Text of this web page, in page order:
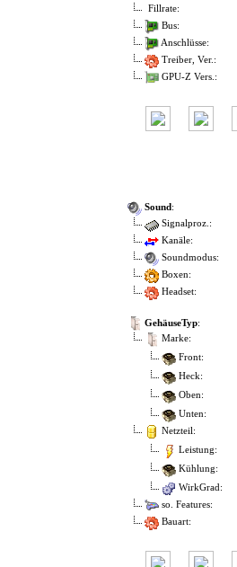
Fillrate:
Bus:
Anschlüsse:
Treiber, Ver.:
GPU-Z Vers.:
Sound:
Signalproz.:
Kanäle:
Soundmodus:
Boxen:
Headset:
GehäuseTyp:
Marke:
Front:
Heck:
Oben:
Unten:
Netzteil:
Leistung:
Kühlung:
WirkGrad:
so. Features:
Bauart: